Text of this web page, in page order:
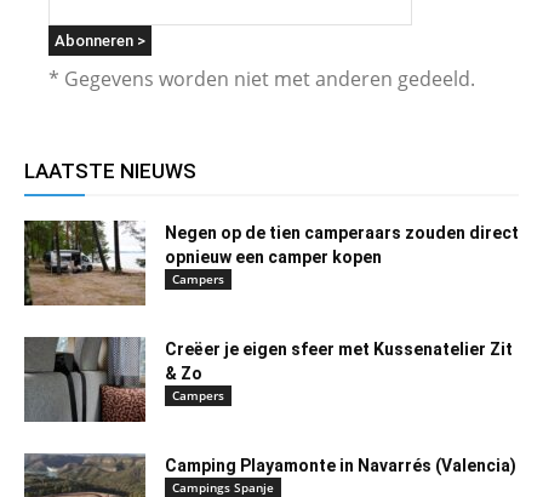
* Gegevens worden niet met anderen gedeeld.
LAATSTE NIEUWS
Negen op de tien camperaars zouden direct
opnieuw een camper kopen
Campers
Creëer je eigen sfeer met Kussenatelier Zit
& Zo
Campers
Camping Playamonte in Navarrés (Valencia)
Campings Spanje